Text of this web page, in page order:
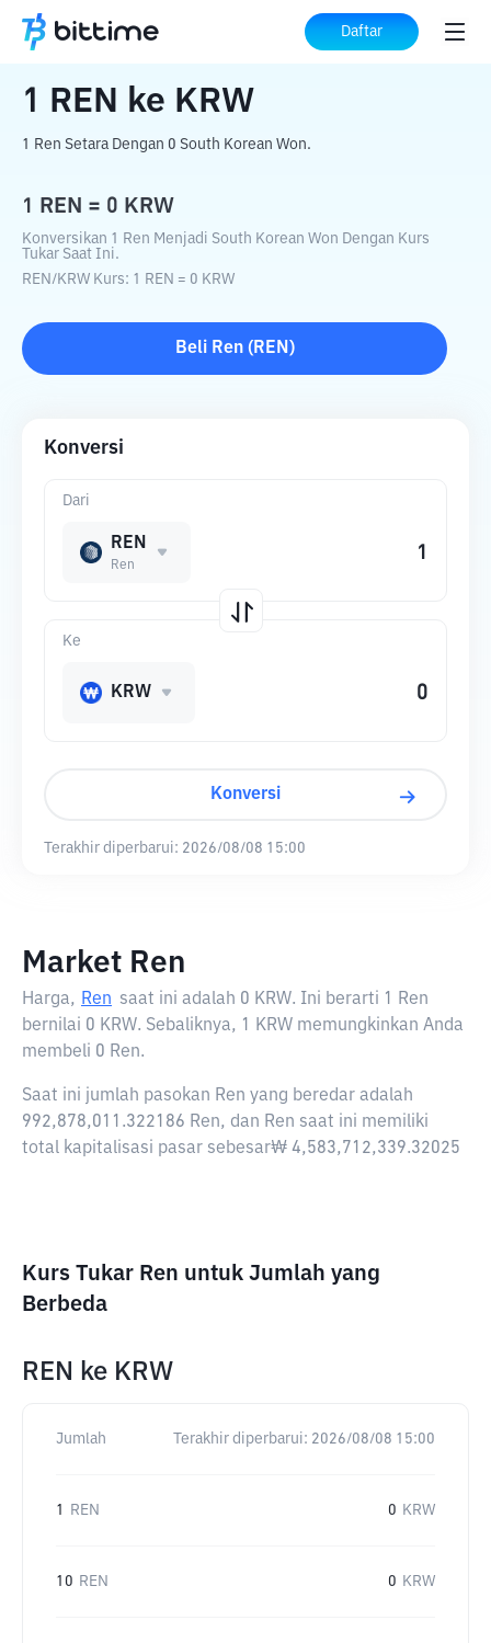
Daftar
Beranda Konverter Kripto ke KRW
1 REN ke KRW
1 Ren Setara Dengan 0 South Korean Won.
1 REN = 0 KRW
Konversikan 1 Ren Menjadi South Korean Won Dengan Kurs
Tukar Saat Ini.
REN/KRW Kurs: 1 REN = 0 KRW
Beli Ren( REN )
Konversi
Dari
REN
Ren
Ke
KRW
Konversi
Terakhir diperbarui: 2026/08/08 15:00
Market Ren
Harga, Ren saat ini adalah 0 KRW. Ini berarti 1 Ren
bernilai 0 KRW. Sebaliknya, 1 KRW memungkinkan Anda
membeli 0 Ren.
Saat ini jumlah pasokan Ren yang beredar adalah
992,878,011.322186 Ren, dan Ren saat ini memiliki
total kapitalisasi pasar sebesar₩ 4,583,712,339.32025
Kurs Tukar Ren untuk Jumlah yang
Berbeda
REN ke KRW
Jumlah Terakhir diperbarui: 2026/08/08 15:00
1 REN 0 KRW
10 REN 0 KRW